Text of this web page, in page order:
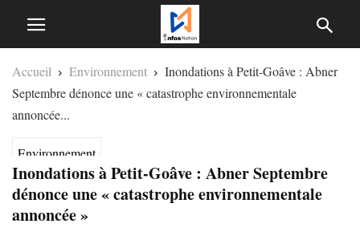
Accueil Environnement
Inondations à Petit-Goâve : Abner
Septembre dénonce une « catastrophe environnementale
annoncée...
Environnement
Inondations à Petit-Goâve : Abner Septembre
dénonce une « catastrophe environnementale
annoncée »